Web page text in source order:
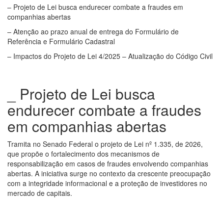
– Projeto de Lei busca endurecer combate a fraudes em
companhias abertas
– Atenção ao prazo anual de entrega do Formulário de
Referência e Formulário Cadastral
– Impactos do Projeto de Lei 4/2025 – Atualização do Código Civil
_ Projeto de Lei busca
endurecer combate a fraudes
em companhias abertas
Tramita no Senado Federal o projeto de Lei nº 1.335, de 2026,
que propõe o fortalecimento dos mecanismos de
responsabilização em casos de fraudes envolvendo companhias
abertas. A iniciativa surge no contexto da crescente preocupação
com a integridade informacional e a proteção de investidores no
mercado de capitais.